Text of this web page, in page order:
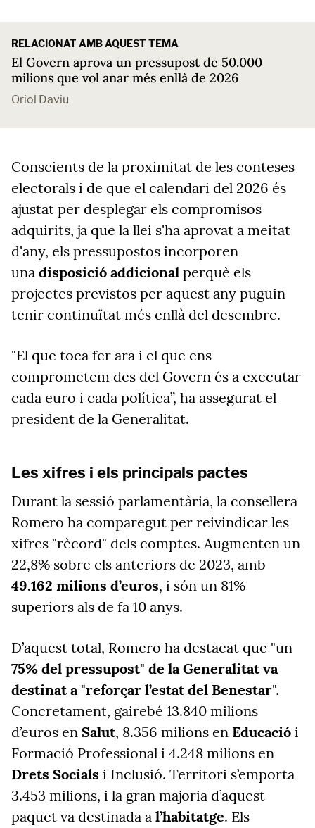
RELACIONAT AMB AQUEST TEMA
El Govern aprova un pressupost de 50.000
milions que vol anar més enllà de 2026
Oriol Daviu
Conscients de la proximitat de les conteses
electorals i de que el calendari del 2026 és
ajustat per desplegar els compromisos
adquirits, ja que la llei s'ha aprovat a meitat
d'any, els pressupostos incorporen
una disposició addicional perquè els
projectes previstos per aquest any puguin
tenir continuïtat més enllà del desembre.
"El que toca fer ara i el que ens
comprometem des del Govern és a executar
cada euro i cada política”, ha assegurat el
president de la Generalitat.
Les xifres i els principals pactes
Durant la sessió parlamentària, la consellera
Romero ha comparegut per reivindicar les
xifres "rècord" dels comptes. Augmenten un
22,8% sobre els anteriors de 2023, amb
49.162 milions d’euros, i són un 81%
superiors als de fa 10 anys.
D’aquest total, Romero ha destacat que "un
75% del pressupost" de la Generalitat va
destinat a "reforçar l’estat del Benestar".
Concretament, gairebé 13.840 milions
d’euros en Salut, 8.356 milions en Educació i
Formació Professional i 4.248 milions en
Drets Socials i Inclusió. Territori s’emporta
3.453 milions, i la gran majoria d’aquest
paquet va destinada a l’habitatge. Els